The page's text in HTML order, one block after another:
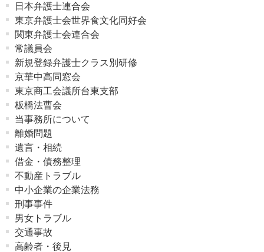
日本弁護士連合会
東京弁護士会世界食文化同好会
関東弁護士会連合会
常議員会
新規登録弁護士クラス別研修
京華中高同窓会
東京商工会議所台東支部
板橋法曹会
当事務所について
離婚問題
遺言・相続
借金・債務整理
不動産トラブル
中小企業の企業法務
刑事事件
男女トラブル
交通事故
高齢者・後見